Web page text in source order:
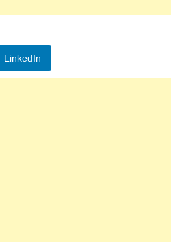
LinkedIn